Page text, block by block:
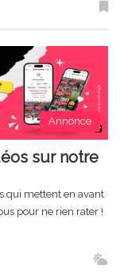
Annonce
sur notre
qui mettent en avant
pour ne rien rater !